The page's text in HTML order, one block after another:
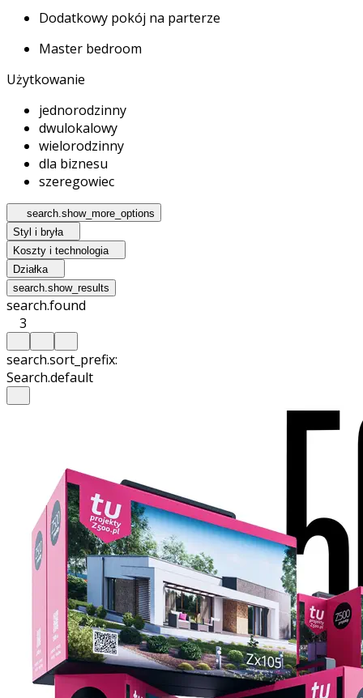
Dodatkowy pokój na parterze
Master bedroom
Użytkowanie
jednorodzinny
dwulokalowy
wielorodzinny
dla biznesu
szeregowiec
search.show_more_options
Styl i bryła
Koszty i technologia
Działka
search.show_results
search.found
3
search.sort_prefix:
Search.default